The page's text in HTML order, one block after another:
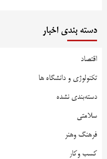
دسته بندی اخبار
اقتصاد
تکنولوژی و دانشگاه ها
دسته‌بندی نشده
سلامتی
فرهنگ وهنر
کسب وکار